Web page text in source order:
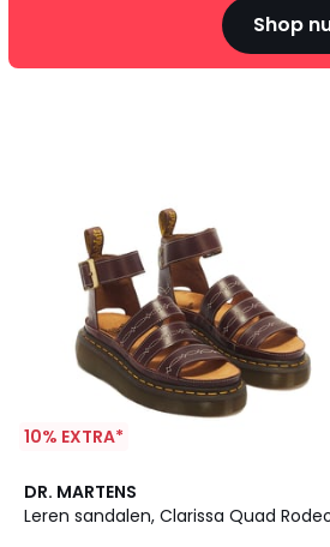
Shop
10% EXTRA*
DR. MARTENS
Leren sandalen, Clarissa Quad